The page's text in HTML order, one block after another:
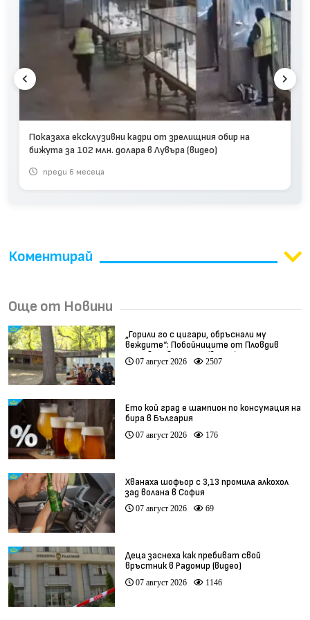
Показаха ексклузивни кадри от зрелищния обир на
бижута за 102 млн. долара в Лувъра (видео)
преди 6 месеца
Коментирай
Още от Новини
„Горили го с цигари, обръснали му
веждите“: Побойниците от Пловдив
остават в ареста (видео)
07 август 2026 2507
Ето кой град е шампион по консумация на
бира в България
07 август 2026 176
Хванаха шофьор с 3,13 промила алкохол
зад волана в София
07 август 2026 69
Деца заснеха как пребиват свой
връстник в Радомир (видео)
07 август 2026 1146